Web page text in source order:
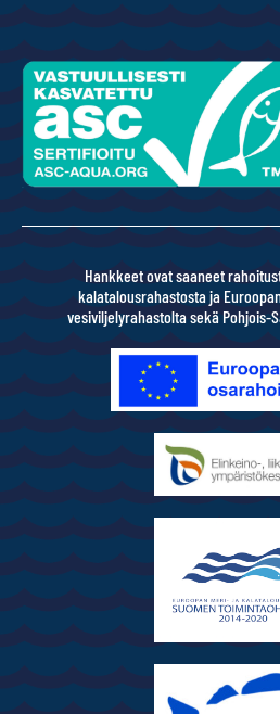
Hankkeet ovat saaneet
kalatalousrahastosta ja
vesiviljelyrahastolta sekä Pohjois-